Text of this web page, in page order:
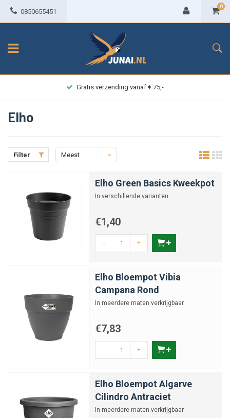
0850655451
0
Achteraf betalen
Elho
Filter
Meest
Elho Green Basics Kweekpot
In verschillende varianten
€1,40
- +
Elho Bloempot Vibia
Campana Rond
In meerdere maten verkrijgbaar
€7,83
- +
Elho Bloempot Algarve
Cilindro Antraciet
In meerdere maten verkrijgbaar